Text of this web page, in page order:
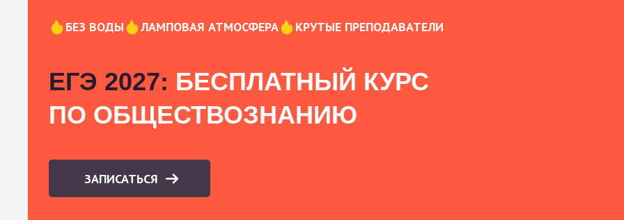
БЕЗ ВОДЫ ЛАМПОВАЯ АТМОСФЕРА КРУТЫЕ ПРЕПОДАВАТЕЛИ
ЕГЭ 2027: БЕСПЛАТНЫЙ КУРС
ПО ОБЩЕСТВОЗНАНИЮ
ЗАПИСАТЬСЯ